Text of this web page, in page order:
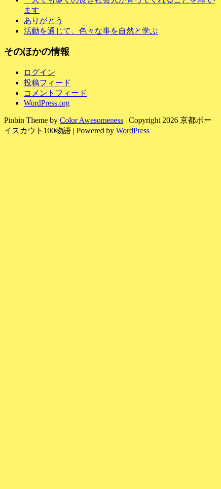
ます
ありがとう
活動を通じて、色々な事を自然と学ぶ
そのほかの情報
ログイン
投稿フィード
コメントフィード
WordPress.org
Pinbin Theme by Color Awesomeness | Copyright 2026 京都ボー
イスカウト100物語 | Powered by WordPress